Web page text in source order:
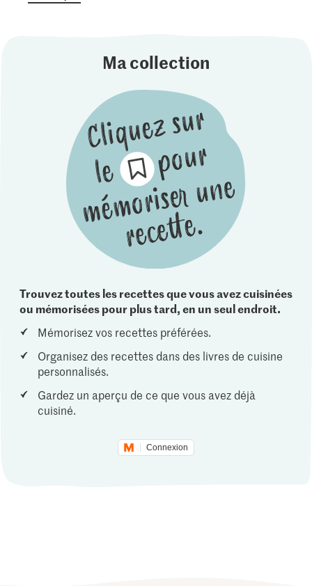
Ma collection
Trouvez toutes les recettes que vous avez cuisinées
ou mémorisées pour plus tard, en un seul endroit.
Mémorisez vos recettes préférées.
Organisez des recettes dans des livres de cuisine
personnalisés.
Gardez un aperçu de ce que vous avez déjà
cuisiné.
Connexion